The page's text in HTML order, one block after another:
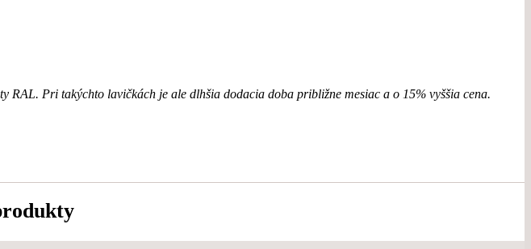
Pri takýchto lavičkách je ale dlhšia dodacia doba približne mesiac a o 15% vyššia cena.